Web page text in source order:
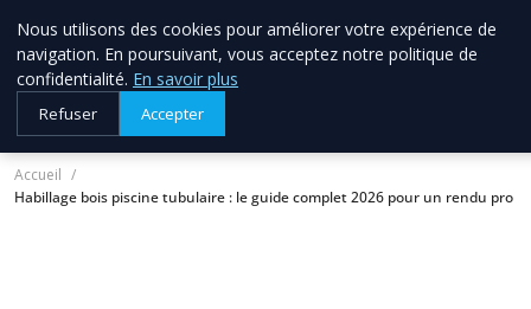
allo brico33
Votre expert bricolage en Gironde
Accueil
Habillage bois piscine tubulaire : le guide complet 2026 pour un rendu pro
Nous utilisons des cookies pour améliorer votre expérience de
navigation. En poursuivant, vous acceptez notre politique de
confidentialité. En savoir plus
Refuser Accepter